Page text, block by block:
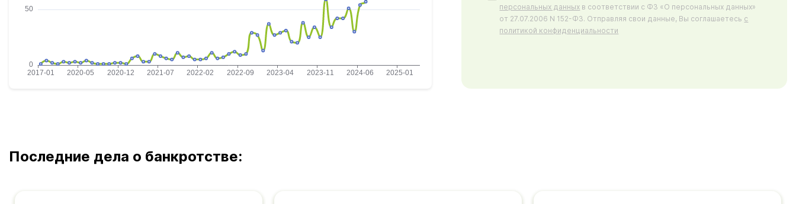
персональных данных в соответствии с ФЗ «О персональных данных»
от 27.07.2006 N 152-ФЗ. Отправляя свои данные, Вы соглашаетесь с
политикой конфиденциальности
Последние дела о банкротстве: